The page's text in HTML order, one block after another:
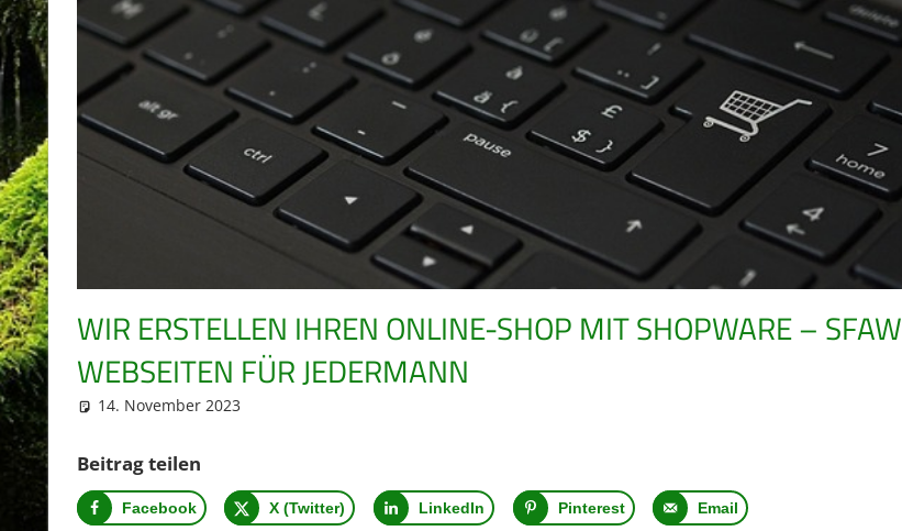
WIR ERSTELLEN IHREN ONLINE-SHOP MIT SHOPWARE – SFAW
WEBSEITEN FÜR JEDERMANN
14. November 2023
Beitrag teilen
Facebook X (Twitter) LinkedIn Pinterest Email